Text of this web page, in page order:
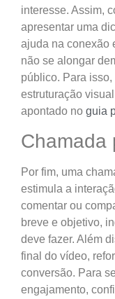
interesse. Assim,
apresentar uma
ajuda na conexão
não se alongar
público. Para
estruturação
apontado no guia
Chamada
Por fim, uma
estimula a
comentar ou
breve e objetivo,
deve fazer. Além
final do vídeo,
conversão. Para
engajamento,